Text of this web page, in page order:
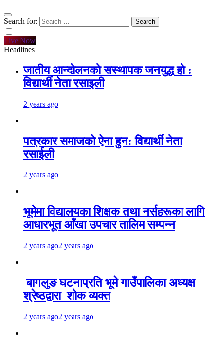
Search for:
Live Now
Headlines
जातीय आन्दोलनकाे सस्थापक जनयुद्ध हाे :
विद्यार्थी नेता रसाइली
2 years ago
पत्रकार समाजको ऐना हुन: विद्यार्थी नेता
रसाईली
2 years ago
भूमेमा विद्यालयका शिक्षक तथा नर्सहरूका लागि
आधारभूत आँखा उपचार तालिम सम्पन्न
2 years ago2 years ago
बागलुङ घटनाप्रति भूमे गाउँपालिका अध्यक्ष
श्रेष्ठद्वारा शोक व्यक्त
2 years ago2 years ago